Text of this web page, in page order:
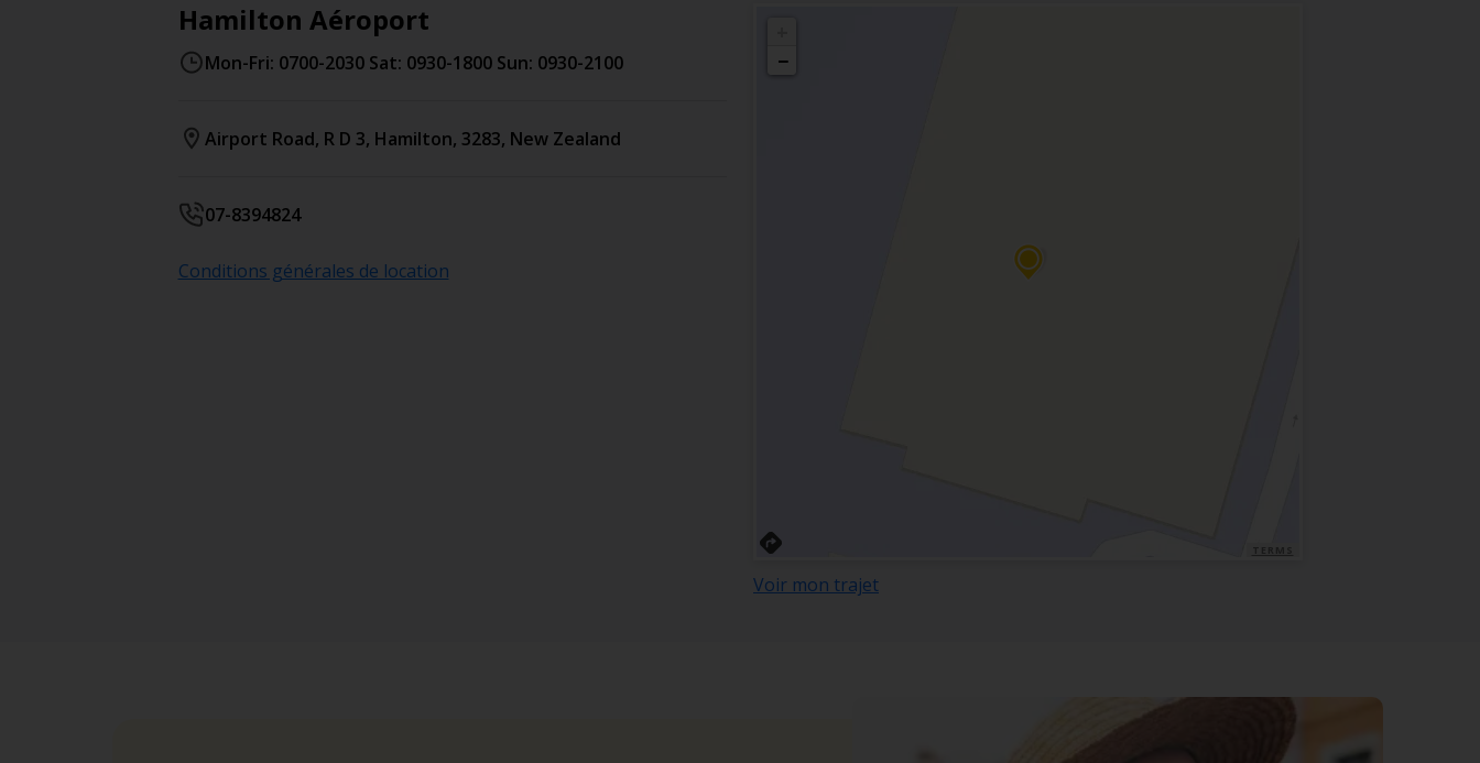
Hamilton Aéroport
Mon-Fri: 0700-2030 Sat: 0930-1800 Sun: 0930-2100
Airport Road, R D 3, Hamilton, 3283, New Zealand
07-8394824
Conditions générales de location
−
Voir mon trajet